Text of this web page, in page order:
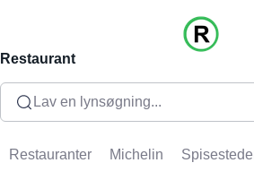
Restaurant
Lav en lynsøgning...
Restauranter Michelin